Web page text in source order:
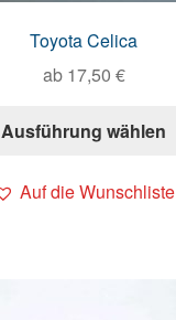
Toyota Celica
ab 17,50 €
Ausführung wählen
Auf die Wunschliste